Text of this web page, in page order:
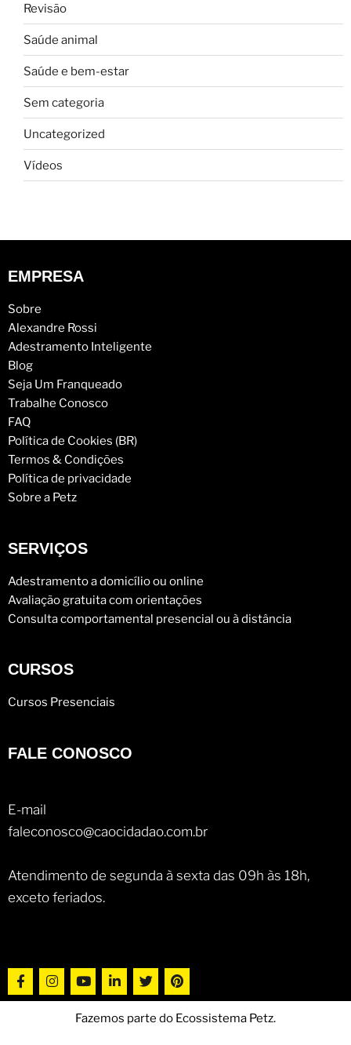
Revisão
Saúde animal
Saúde e bem-estar
Sem categoria
Uncategorized
Vídeos
EMPRESA
Sobre
Alexandre Rossi
Adestramento Inteligente
Blog
Seja Um Franqueado
Trabalhe Conosco
FAQ
Política de Cookies (BR)
Termos & Condições
Política de privacidade
Sobre a Petz
SERVIÇOS
Adestramento a domicílio ou online
Avaliação gratuita com orientações
Consulta comportamental presencial ou à distância
CURSOS
Cursos Presenciais
FALE CONOSCO
E-mail
faleconosco@caocidadao.com.br
Atendimento de segunda à sexta das 09h às 18h,
exceto feriados.
Fazemos parte do Ecossistema Petz.